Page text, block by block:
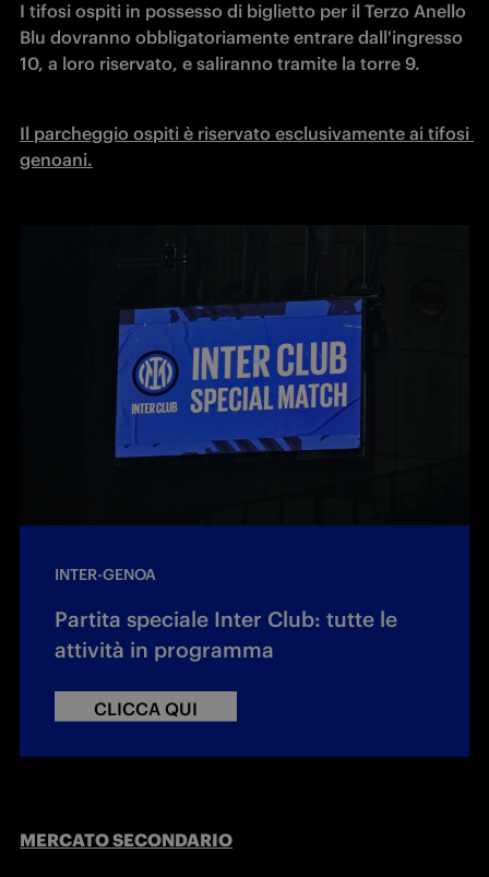
I tifosi ospiti in possesso di biglietto per il Terzo Anello
Blu dovranno obbligatoriamente entrare dall'ingresso
10, a loro riservato, e saliranno tramite la torre 9.
Il parcheggio ospiti è riservato esclusivamente ai tifosi
genoani.
INTER-GENOA
Partita speciale Inter Club: tutte le
attività in programma
CLICCA QUI
MERCATO SECONDARIO